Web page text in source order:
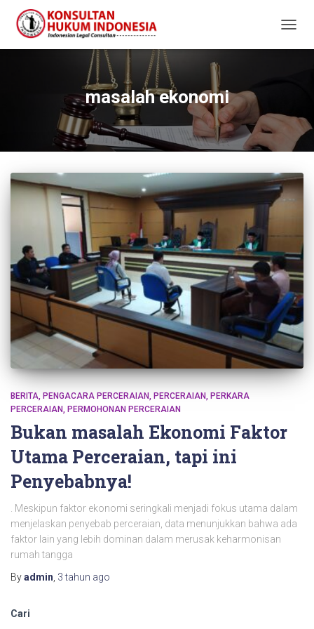
masalah ekonomi
BERITA PENGACARA PERCERAIAN PERCERAIAN PERKARA
PERCERAIAN PERMOHONAN PERCERAIAN
Bukan masalah Ekonomi Faktor
Utama Perceraian, tapi ini
Penyebabnya!
. Meskipun faktor ekonomi seringkali menjadi fokus utama dalam
menjelaskan penyebab perceraian, data menunjukkan bahwa ada
faktor lain yang lebih dominan dalam merusak keharmonisan
rumah tangga
Byadmin 3 tahun ago
Cari